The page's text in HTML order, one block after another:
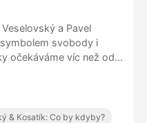
a Pavel
svobody i
očekáváme víc než od
světové velmoci? Nebo
Americe nějakou
& Kosatík: Co by kdyby?